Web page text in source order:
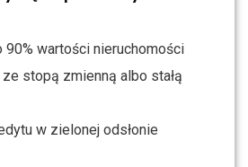
90% wartości nieruchomości
stopą zmienną albo stałą
w zielonej odsłonie